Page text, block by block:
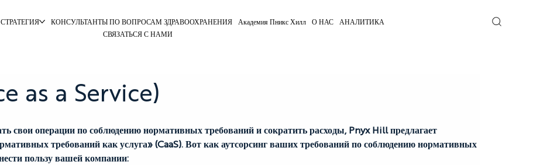
СТРАТЕГИЯ КОНСУЛЬТАНТЫ ПО ВОПРОСАМ ЗДРАВООХРАНЕНИЯ Академия Пникс Хилл О НАС
АНАЛИТИКА
СВЯЗАТЬСЯ С НАМИ
as a Service)
свои операции по соблюдению нормативных требований и сократить расходы, Pnyx Hill предлагает
требований как услуга» (CaaS). Вот как аутсорсинг ваших требований по соблюдению нормативных
пользу вашей компании: